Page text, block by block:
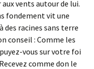
vents autour de lui.
fondement vit une
des racines sans terre
conseil : Comme les
vous sur votre foi
comme don le